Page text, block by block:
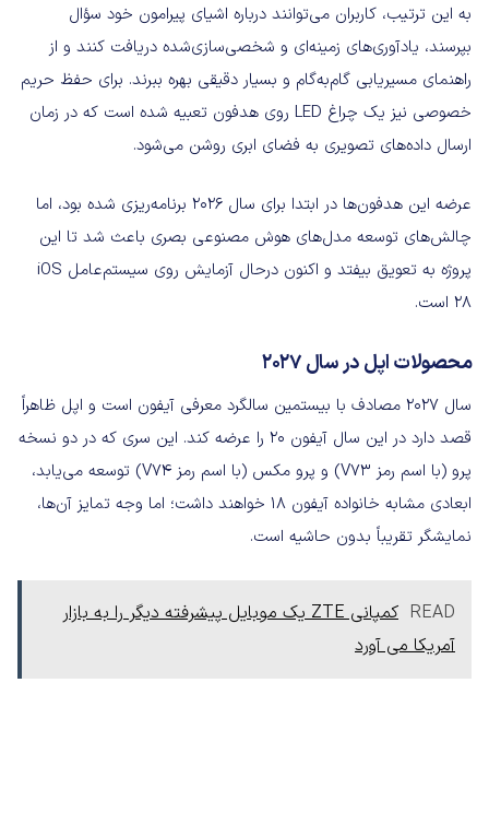
به این ترتیب، کاربران می‌توانند درباره اشیای پیرامون خود سؤال
بپرسند، یادآوری‌های زمینه‌ای و شخصی‌سازی‌شده دریافت کنند و از
راهنمای مسیریابی گام‌به‌گام و بسیار دقیقی بهره ببرند. برای حفظ حریم
خصوصی نیز یک چراغ LED روی هدفون تعبیه شده است که در زمان
ارسال داده‌های تصویری به فضای ابری روشن می‌شود.
عرضه این هدفون‌ها در ابتدا برای سال ۲۰۲۶ برنامه‌ریزی شده بود، اما
چالش‌های توسعه مدل‌های هوش مصنوعی بصری باعث شد تا این
پروژه به تعویق بیفتد و اکنون درحال آزمایش روی سیستم‌عامل iOS
28 است.
محصولات اپل در سال ۲۰۲۷
سال ۲۰۲۷ مصادف با بیستمین سالگرد معرفی آیفون است و اپل ظاهراً
قصد دارد در این سال آیفون ۲۰ را عرضه کند. این سری که در دو نسخه
پرو (با اسم رمز V73) و پرو مکس (با اسم رمز V74) توسعه می‌یابد،
ابعادی مشابه خانواده آیفون ۱۸ خواهند داشت؛ اما وجه تمایز آن‌ها،
نمایشگر تقریباً بدون حاشیه است.
READ
کمپانی ZTE یک موبایل پیشرفته دیگر را به بازار
آمریکا می آورد